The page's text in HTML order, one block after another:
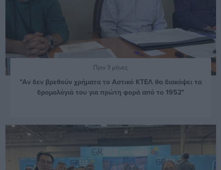
Πριν 3 μήνες
"Αν δεν βρεθούν χρήματα το Αστικό ΚΤΕΛ θα διακόψει τα
δρομολόγιά του για πρώτη φορά από το 1952"